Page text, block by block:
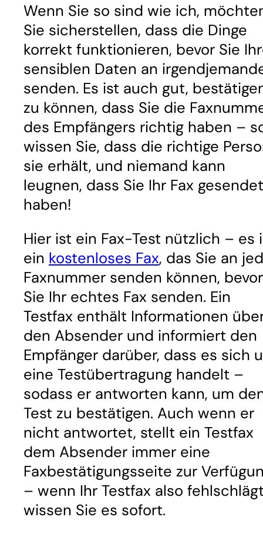
Wenn Sie so sind wie ich,
Sie sicherstellen, dass die Dinge
korrekt funktionieren, bevor Sie
sensiblen Daten an
senden. Es ist auch gut,
zu können, dass Sie die
des Empfängers richtig haben –
wissen Sie, dass die richtige
sie erhält, und niemand kann
leugnen, dass Sie Ihr Fax gesendet
haben!
Hier ist ein Fax-Test nützlich – es
ein kostenloses Fax, das Sie an
Faxnummer senden können, bevor
Sie Ihr echtes Fax senden. Ein
Testfax enthält Informationen
den Absender und informiert den
Empfänger darüber, dass es sich
eine Testübertragung handelt –
sodass er antworten kann, um
Test zu bestätigen. Auch wenn er
nicht antwortet, stellt ein Testfax
dem Absender immer eine
Faxbestätigungsseite zur
– wenn Ihr Testfax also
wissen Sie es sofort.